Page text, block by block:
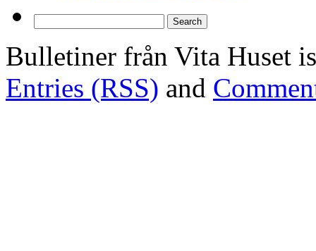
Bulletiner från Vita Huset
Entries (RSS) and